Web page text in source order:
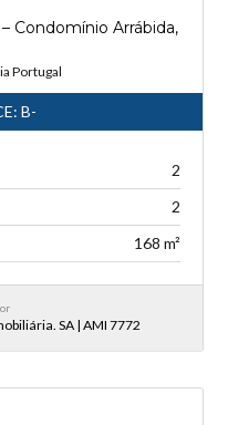
Condomínio Arrábida,
Portugal
B-
2
2
168 m²
SA | AMI 7772